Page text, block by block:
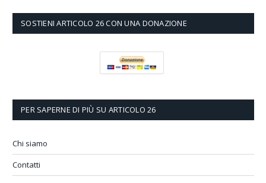
SOSTIENI ARTICOLO 26 CON UNA DONAZIONE
PER SAPERNE DI PIÙ SU ARTICOLO 26
Chi siamo
Contatti